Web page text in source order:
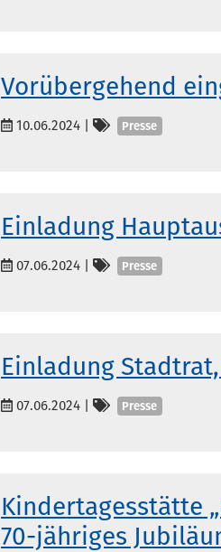
Vorübergehend
10.06.2024 | Kategorien
Presse
Einladung
07.06.2024 | Kategorien
Presse
Einladung
07.06.2024 | Kategorien
Presse
Kindertagesstätte
70-jähriges